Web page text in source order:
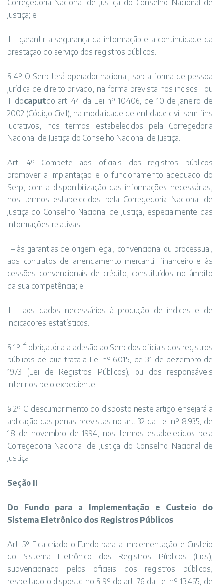
Corregedoria Nacional de Justiça do Conselho Nacional de
Justiça; e
II – garantir a segurança da informação e a continuidade da
prestação do serviço dos registros públicos.
§ 4º O Serp terá operador nacional, sob a forma de pessoa
jurídica de direito privado, na forma prevista nos incisos I ou
III docaputdo art. 44 da Lei nº 10.406, de 10 de janeiro de
2002 (Código Civil), na modalidade de entidade civil sem fins
lucrativos, nos termos estabelecidos pela Corregedoria
Nacional de Justiça do Conselho Nacional de Justiça.
Art. 4º Compete aos oficiais dos registros públicos
promover a implantação e o funcionamento adequado do
Serp, com a disponibilização das informações necessárias,
nos termos estabelecidos pela Corregedoria Nacional de
Justiça do Conselho Nacional de Justiça, especialmente das
informações relativas:
I – às garantias de origem legal, convencional ou processual,
aos contratos de arrendamento mercantil financeiro e às
cessões convencionais de crédito, constituídos no âmbito
da sua competência; e
II – aos dados necessários à produção de índices e de
indicadores estatísticos.
§ 1º É obrigatória a adesão ao Serp dos oficiais dos registros
públicos de que trata a Lei nº 6.015, de 31 de dezembro de
1973 (Lei de Registros Públicos), ou dos responsáveis
interinos pelo expediente.
§ 2º O descumprimento do disposto neste artigo ensejará a
aplicação das penas previstas no art. 32 da Lei nº 8.935, de
18 de novembro de 1994, nos termos estabelecidos pela
Corregedoria Nacional de Justiça do Conselho Nacional de
Justiça.
Seção II
Do Fundo para a Implementação e Custeio do
Sistema Eletrônico dos Registros Públicos
Art. 5º Fica criado o Fundo para a Implementação e Custeio
do Sistema Eletrônico dos Registros Públicos (Fics),
subvencionado pelos oficiais dos registros públicos,
respeitado o disposto no § 9º do art. 76 da Lei nº 13.465, de